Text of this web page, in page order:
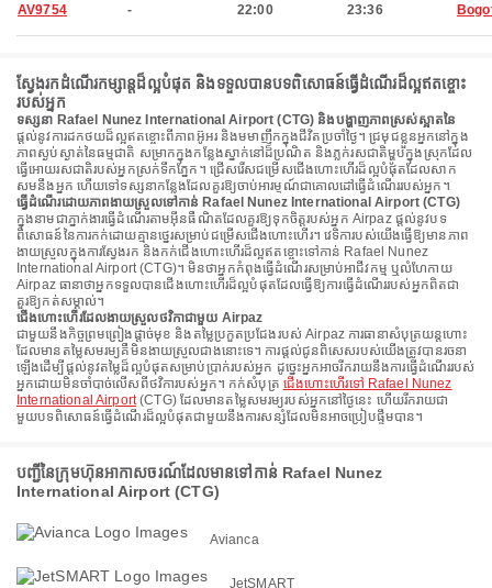
AV9754 - 22:00 23:36
ស្វែងរកដំណើរកម្សាន្តដ៏ល្អបំផុត និងទទួលបានបទពិសោធន៍ធ្វើដំណើរដ៏ល្អឥតខ្ចោះ
របស់អ្នក
ទស្សនា Rafael Nunez International Airport (CTG) និងបង្ហាញភាពស្រស់ស្អាតនៃ
ផ្តល់នូវការដកថយដ៏ល្អឥតខ្ចោះពីភាពអ៊ូអរ និងមមាញឹកក្នុងជីវិតប្រចាំថ្ងៃ។ ជ្រមុជខ្លួនអ្នកនៅក្នុង
ភាពស្ងប់ស្ងាត់នៃធម្មជាតិ សម្រាកក្នុងកន្លែងស្នាក់នៅដ៏ប្រណិត និងភ្លក់រសជាតិម្ហូបក្នុងស្រុកដែល
ធ្វើអោយរសជាតិរបស់អ្នកស្រក់ទឹកភ្នែក។ ជ្រើសរើសជម្រើសជើងហោះហើរដ៏ល្អបំផុតដែលសាក
សមនឹងអ្នក ហើយទៅទស្សនាកន្លែងដែលគួរឱ្យចាប់អារម្មណ៍ជាគោលដៅធ្វើដំណើររបស់អ្នក។
ធ្វើដំណើរដោយភាពងាយស្រួលទៅកាន់ Rafael Nunez International Airport (CTG)
ក្នុងនាមជាភ្នាក់ងារធ្វើដំណើរតាមអ៊ីនធឺណិតដែលគួរឱ្យទុកចិត្តរបស់អ្នក Airpaz ផ្តល់នូវបទ
ពិសោធន៍នៃការកក់ដោយគ្មានថ្នេរសម្រាប់ជម្រើសជើងហោះហើរ។ វេទិការបស់យើងធ្វើឱ្យមានភាព
ងាយស្រួលក្នុងការស្វែងរក និងកក់ជើងហោះហើរដ៏ល្អឥតខ្ចោះទៅកាន់ Rafael Nunez
International Airport (CTG)។ មិនថាអ្នកកំពុងធ្វើដំណើរសម្រាប់អាជីវកម្ម ឬលំហែកាយ
Airpaz ធានាថាអ្នកទទួលបានជើងហោះហើរដ៏ល្អបំផុតដែលធ្វើឱ្យការធ្វើដំណើររបស់អ្នកពិតជា
គួរឱ្យកត់សម្គាល់។
ជើងហោះហើរដែលងាយស្រួលថវិកាជាមួយ Airpaz
ជាមួយនឹងកិច្ចព្រមព្រៀងផ្តាច់មុខ និងតម្លៃប្រកួតប្រជែងរបស់ Airpaz ការធានាសំបុត្រយន្តហោះ
ដែលមានតម្លៃសមរម្យគឺមិនងាយស្រួលជាងនោះទេ។ ការផ្តល់ជូនពិសេសរបស់យើងត្រូវបានរចនា
ឡើងដើម្បីផ្តល់នូវតម្លៃដ៏ល្អបំផុតសម្រាប់ប្រាក់របស់អ្នក ដូច្នេះអ្នកអាចរីករាយនឹងការធ្វើដំណើររបស់
អ្នកដោយមិនចាំបាច់លើសពីថវិការបស់អ្នក។ កក់សំបុត្រ ជើងហោះហើរទៅ Rafael Nunez
International Airport(CTG) ដែលមានតម្លៃសមរម្យរបស់អ្នកនៅថ្ងៃនេះ ហើយរីករាយជា
មួយបទពិសោធន៍ធ្វើដំណើរដ៏ល្អបំផុតជាមួយនឹងការសន្សំដែលមិនអាចប្រៀបផ្ទឹមបាន។
បញ្ជីនៃក្រុមហ៊ុនអាកាសចរណ៍ដែលមានទៅកាន់ Rafael Nunez
International Airport (CTG)
Avianca
JetSMART